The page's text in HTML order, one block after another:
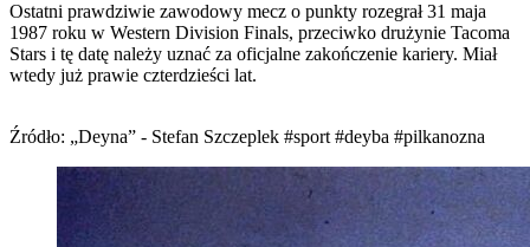
Ostatni prawdziwie zawodowy mecz o punkty rozegrał 31 maja
1987 roku w Western Division Finals, przeciwko drużynie Tacoma
Stars i tę datę należy uznać za oficjalne zakończenie kariery. Miał
wtedy już prawie czterdzieści lat.
Źródło: „Deyna” - Stefan Szczeplek #sport #deyba #pilkanozna